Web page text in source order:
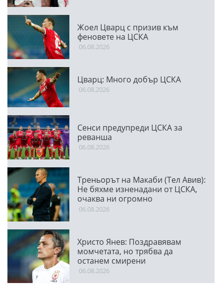
Жоел Цварц с призив към
феновете на ЦСКА
06.08.2026
Цварц: Много добър ЦСКА
06.08.2026
Сенси предупреди ЦСКА за
реванша
06.08.2026
Треньорът на Макаби (Тел Авив):
Не бяхме изненадани от ЦСКА,
очаква ни огромно
предизвикателство
06.08.2026
Христо Янев: Поздравявам
момчетата, но трябва да
останем смирени
06.08.2026